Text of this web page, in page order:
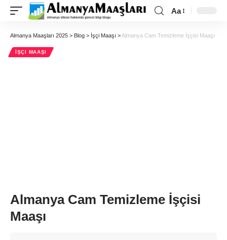
Aa
Almanya Maaşları 2025 > Blog > İşçi Maaşı >Almanya Cam Temizleme İşçisi Maaşı
İŞÇI MAAŞI
Almanya Cam Temizleme İşçisi
Maaşı